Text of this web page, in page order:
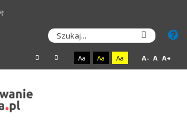
Aa Aa Aa A- A A+